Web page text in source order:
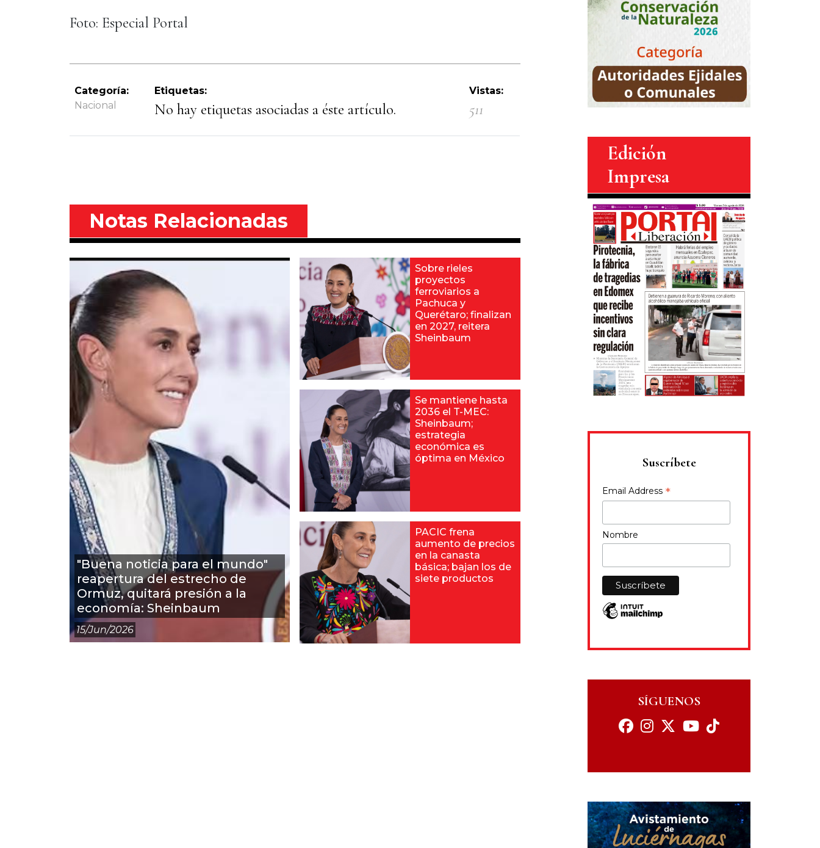
Foto: Especial Portal
Categoría:
Nacional
Etiquetas:
No hay etiquetas asociadas a éste artículo.
Vistas:
511
Notas Relacionadas
"Buena noticia para el mundo"
reapertura del estrecho de
Ormuz, quitará presión a la
economía: Sheinbaum
15/jun/2026
Sobre rieles
proyectos
ferroviarios a
Pachuca y
Querétaro; finalizan
en 2027, reitera
Sheinbaum
Se mantiene hasta
2036 el T-MEC:
Sheinbaum;
estrategia
económica es
óptima en México
PACIC frena
aumento de precios
en la canasta
básica; bajan los de
siete productos
Edición
Impresa
Suscríbete
Email Address *
Nombre
SÍGUENOS